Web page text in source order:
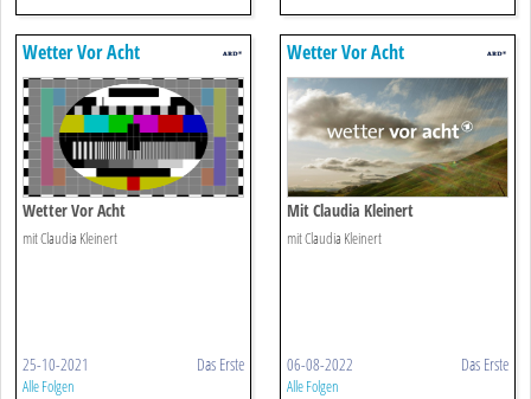
Wetter Vor Acht
Wetter Vor Acht
mit Claudia Kleinert
25-10-2021 Das Erste
Alle Folgen
Wetter Vor Acht
Mit Claudia Kleinert
mit Claudia Kleinert
06-08-2022 Das Erste
Alle Folgen